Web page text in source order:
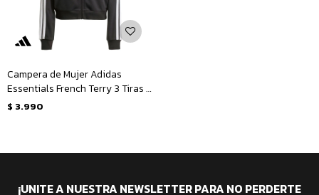
Campera de Mujer Adidas
Essentials French Terry 3 Tiras -
Negro - Blanco
$ 3.990
¡UNITE A NUESTRA NEWSLETTER PARA NO PERDERTE